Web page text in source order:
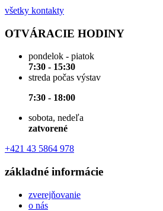
všetky kontakty
OTVÁRACIE HODINY
pondelok - piatok
7:30 - 15:30
streda počas výstav
7:30 - 18:00
sobota, nedeľa
zatvorené
+421 43 5864 978
základné informácie
zverejňovanie
o nás